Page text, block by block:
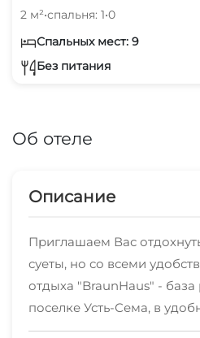
2 м²•спальня: 1•0
Спальных мест: 9
Без питания
Об отеле
Описание
Приглашаем Вас
суеты, но со всеми
отдыха "BraunHaus" -
поселке Усть-Сема, в
развязке Ташанта-Чемал.